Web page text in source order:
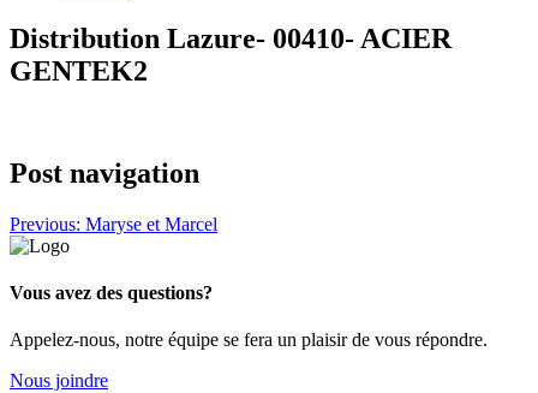
Distribution Lazure- 00410- ACIER
GENTEK2
Post navigation
Previous: Maryse et Marcel
Vous avez des questions?
Appelez-nous, notre équipe se fera un plaisir de vous répondre.
Nous joindre